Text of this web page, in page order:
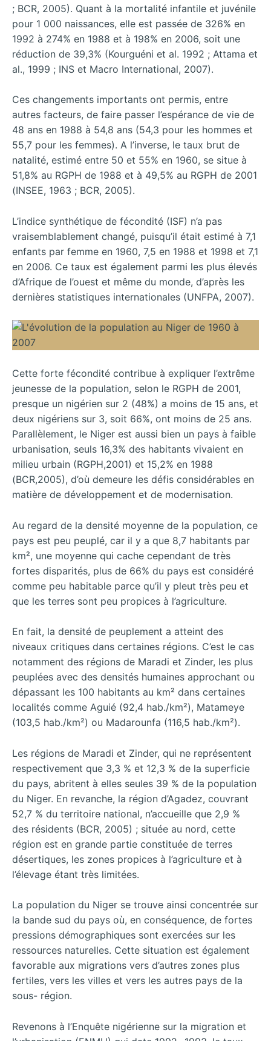
; BCR, 2005). Quant à la mortalité infantile et juvénile
pour 1 000 naissances, elle est passée de 326% en
1992 à 274% en 1988 et à 198% en 2006, soit une
réduction de 39,3% (Kourguéni et al. 1992 ; Attama et
al., 1999 ; INS et Macro International, 2007).
Ces changements importants ont permis, entre
autres facteurs, de faire passer l’espérance de vie de
48 ans en 1988 à 54,8 ans (54,3 pour les hommes et
55,7 pour les femmes). A l’inverse, le taux brut de
natalité, estimé entre 50 et 55% en 1960, se situe à
51,8% au RGPH de 1988 et à 49,5% au RGPH de 2001
(INSEE, 1963 ; BCR, 2005).
L’indice synthétique de fécondité (ISF) n’a pas
vraisemblablement changé, puisqu’il était estimé à 7,1
enfants par femme en 1960, 7,5 en 1988 et 1998 et 7,1
en 2006. Ce taux est également parmi les plus élevés
d’Afrique de l’ouest et même du monde, d’après les
dernières statistiques internationales (UNFPA, 2007).
Cette forte fécondité contribue à expliquer l’extrême
jeunesse de la population, selon le RGPH de 2001,
presque un nigérien sur 2 (48%) a moins de 15 ans, et
deux nigériens sur 3, soit 66%, ont moins de 25 ans.
Parallèlement, le Niger est aussi bien un pays à faible
urbanisation, seuls 16,3% des habitants vivaient en
milieu urbain (RGPH,2001) et 15,2% en 1988
(BCR,2005), d’où demeure les défis considérables en
matière de développement et de modernisation.
Au regard de la densité moyenne de la population, ce
pays est peu peuplé, car il y a que 8,7 habitants par
km², une moyenne qui cache cependant de très
fortes disparités, plus de 66% du pays est considéré
comme peu habitable parce qu’il y pleut très peu et
que les terres sont peu propices à l’agriculture.
En fait, la densité de peuplement a atteint des
niveaux critiques dans certaines régions. C’est le cas
notamment des régions de Maradi et Zinder, les plus
peuplées avec des densités humaines approchant ou
dépassant les 100 habitants au km² dans certaines
localités comme Aguié (92,4 hab./km²), Matameye
(103,5 hab./km²) ou Madarounfa (116,5 hab./km²).
Les régions de Maradi et Zinder, qui ne représentent
respectivement que 3,3 % et 12,3 % de la superficie
du pays, abritent à elles seules 39 % de la population
du Niger. En revanche, la région d’Agadez, couvrant
52,7 % du territoire national, n’accueille que 2,9 %
des résidents (BCR, 2005) ; située au nord, cette
région est en grande partie constituée de terres
désertiques, les zones propices à l’agriculture et à
l’élevage étant très limitées.
La population du Niger se trouve ainsi concentrée sur
la bande sud du pays où, en conséquence, de fortes
pressions démographiques sont exercées sur les
ressources naturelles. Cette situation est également
favorable aux migrations vers d’autres zones plus
fertiles, vers les villes et vers les autres pays de la
sous- région.
Revenons à l’Enquête nigérienne sur la migration et